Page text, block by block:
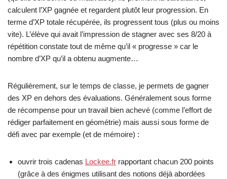
calculent l’XP gagnée et regardent plutôt leur progression. En
terme d’XP totale récupérée, ils progressent tous (plus ou moins
vite). L’élève qui avait l’impression de stagner avec ses 8/20 à
répétition constate tout de même qu’il « progresse » car le
nombre d’XP qu’il a obtenu augmente…
Régulièrement, sur le temps de classe, je permets de gagner
des XP en dehors des évaluations. Généralement sous forme
de récompense pour un travail bien achevé (comme l’effort de
rédiger parfaitement en géométrie) mais aussi sous forme de
défi avec par exemple (et de mémoire) :
ouvrir trois cadenas Lockee.fr rapportant chacun 200 points
(grâce à des énigmes utilisant des notions déjà abordées